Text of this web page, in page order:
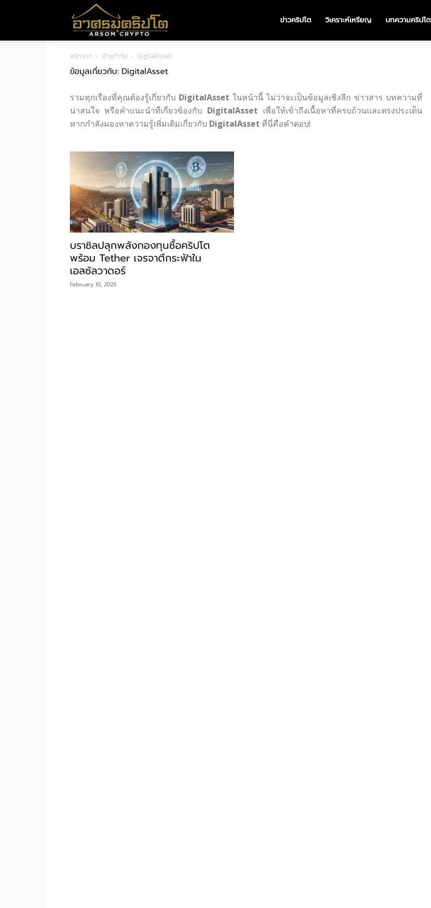
ศร
มค
ปโต
ข่าวคริปโต วิเคราะห์เหรียญ บทความคริปโต
หน้าแรก ป้ายกำกับ DigitalAsset
ข้อมูลเกี่ยวกับ: DigitalAsset
รวมทุกเรื่องที่คุณต้องรู้เกี่ยวกับ DigitalAsset ในหน้านี้ ไม่ว่าจะเป็นข้อมูลเชิงลึก ข่าวสาร บทความที่
น่าสนใจ หรือคำแนะนำที่เกี่ยวข้องกับ DigitalAsset เพื่อให้เข้าถึงเนื้อหาที่ครบถ้วนและตรงประเด็น
หากกำลังมองหาความรู้เพิ่มเติมเกี่ยวกับ DigitalAsset ที่นี่คือคำตอบ!
บราซิลปลุกพลังกองทุนซื้อคริปโต
พร้อม Tether เจรจาตึกระฟ้าใน
เอลซัลวาดอร์
February 10, 2025